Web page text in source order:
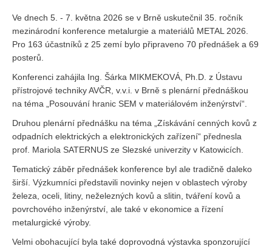
Ve dnech 5. - 7. května 2026 se v Brně uskutečnil 35. ročník
mezinárodní konference metalurgie a materiálů METAL 2026.
Pro 163 účastníků z 25 zemí bylo připraveno 70 přednášek a 69
posterů.
Konferenci zahájila Ing. Šárka MIKMEKOVÁ, Ph.D. z Ústavu
přístrojové techniky AVČR, v.v.i. v Brně s plenární přednáškou
na téma „Posouvání hranic SEM v materiálovém inženýrství“.
Druhou plenární přednášku na téma „Získávání cenných kovů z
odpadních elektrických a elektronických zařízení“ přednesla
prof. Mariola SATERNUS ze Slezské univerzity v Katowicích.
Tematický záběr přednášek konference byl ale tradičně daleko
širší. Výzkumníci představili novinky nejen v oblastech výroby
železa, oceli, litiny, neželezných kovů a slitin, tváření kovů a
povrchového inženýrství, ale také v ekonomice a řízení
metalurgické výroby.
Velmi obohacující byla také doprovodná výstavka sponzorující